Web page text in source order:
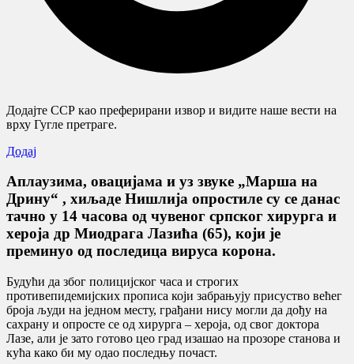
Додајте ССР као преферирани извор и видите наше вести на
врху Гугле претраге.
Додај
Аплаузима, овацијама и уз звуке „Марша на
Дрину“ , хиљаде Нишлија опростиле су се данас
тачно у 14 часова од чувеног српског хирурга и
хероја др Миодрага Лазића (65), који је
преминуо од последица вируса корона.
Будући да због полицијског часа и строгих
противепидемијских прописа који забрањују присуство већег
броја људи на једном месту, грађани нису могли да дођу на
сахрану и опросте се од хирурга – хероја, од свог доктора
Лазе, али је зато готово цео град изашао на прозоре станова и
кућа како би му одао последњу почаст.